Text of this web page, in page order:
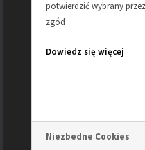
potwierdzić wybrany
zgód
Dowiedz się więcej
Niezbedne Cookies